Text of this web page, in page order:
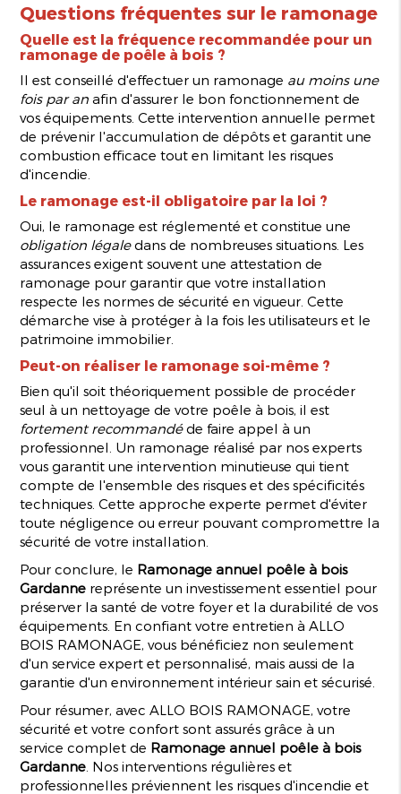
Questions fréquentes sur le ramonage
Quelle est la fréquence recommandée pour un
ramonage de poêle à bois ?
Il est conseillé d'effectuer un ramonage au moins une
fois par an afin d'assurer le bon fonctionnement de
vos équipements. Cette intervention annuelle permet
de prévenir l'accumulation de dépôts et garantit une
combustion efficace tout en limitant les risques
d'incendie.
Le ramonage est-il obligatoire par la loi ?
Oui, le ramonage est réglementé et constitue une
obligation légaledans de nombreuses situations. Les
assurances exigent souvent une attestation de
ramonage pour garantir que votre installation
respecte les normes de sécurité en vigueur. Cette
démarche vise à protéger à la fois les utilisateurs et le
patrimoine immobilier.
Peut-on réaliser le ramonage soi-même ?
Bien qu'il soit théoriquement possible de procéder
seul à un nettoyage de votre poêle à bois, il est
fortement recommandéde faire appel à un
professionnel. Un ramonage réalisé par nos experts
vous garantit une intervention minutieuse qui tient
compte de l'ensemble des risques et des spécificités
techniques. Cette approche experte permet d'éviter
toute négligence ou erreur pouvant compromettre la
sécurité de votre installation.
Pour conclure, le Ramonage annuel poêle à bois
Gardanne représente un investissement essentiel pour
préserver la santé de votre foyer et la durabilité de vos
équipements. En confiant votre entretien à ALLO
BOIS RAMONAGE, vous bénéficiez non seulement
d'un service expert et personnalisé, mais aussi de la
garantie d'un environnement intérieur sain et sécurisé.
Pour résumer, avec ALLO BOIS RAMONAGE, votre
sécurité et votre confort sont assurés grâce à un
service complet de Ramonage annuel poêle à bois
Gardanne . Nos interventions régulières et
professionnelles préviennent les risques d'incendie et